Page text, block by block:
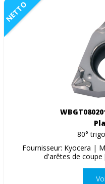
NETTO
80°
Fournisseur: Kyocera |
d'arêtes de